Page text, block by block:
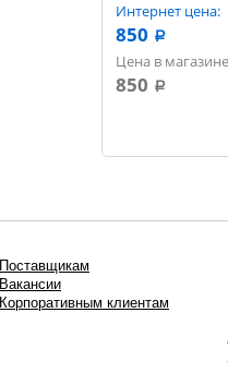
Интернет цена:
850 a
Цена в
850 a
Поставщикам
Вакансии
Корпоративным клиентам